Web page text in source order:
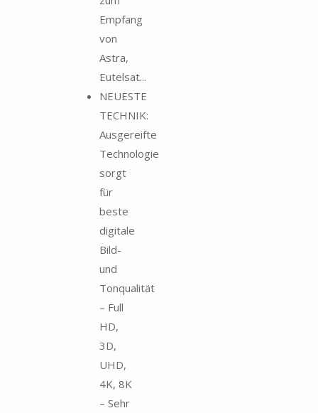
Empfang
von
Astra,
Eutelsat...
NEUESTE
TECHNIK:
Ausgereifte
Technologie
sorgt
für
beste
digitale
Bild-
und
Tonqualität
– Full
HD,
3D,
UHD,
4K, 8K
– Sehr